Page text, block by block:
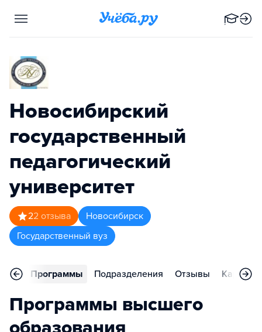
Новосибирский
государственный
педагогический
университет
22 отзыва
Новосибирск
Государственный вуз
Программы Подразделения Отзывы Карьера
Программы высшего